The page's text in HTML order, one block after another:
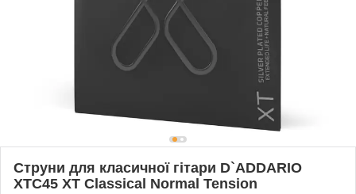
Струни для класичної гітари D`ADDARIO
XTC45 XT Classical Normal Tension